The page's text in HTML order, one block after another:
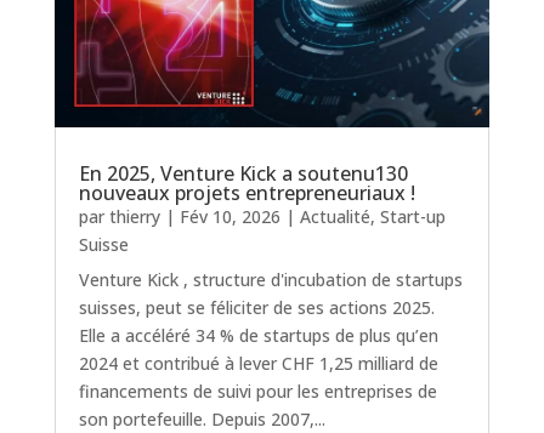
En 2025, Venture Kick a soutenu130
nouveaux projets entrepreneuriaux !
par thierry| Fév 10, 2026 | Actualité, Start-up
Suisse
Venture Kick , structure d'incubation de startups
suisses, peut se féliciter de ses actions 2025.
Elle a accéléré 34 % de startups de plus qu’en
2024 et contribué à lever CHF 1,25 milliard de
financements de suivi pour les entreprises de
son portefeuille. Depuis 2007,...